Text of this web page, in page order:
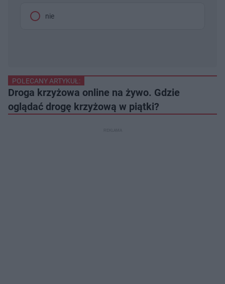
nie
POLECANY ARTYKUŁ:
Droga krzyżowa online na żywo. Gdzie
oglądać drogę krzyżową w piątki?